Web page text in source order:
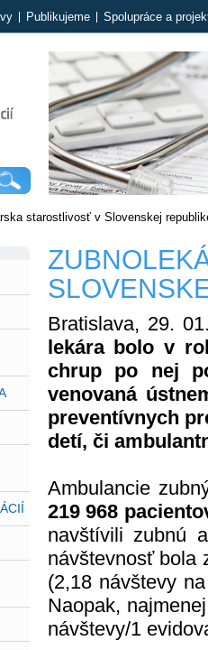
Publikujeme Spolupráce a
starostlivosť v Slovenskej
Bratislava, 29.
lekára bolo v
chrup po nej
venovaná
preventívnych
detí, či
Ambulancie
219 968
navštívili zubnú
návštevnosť bola
(2,18 návštevy
Naopak,
návštevy/1